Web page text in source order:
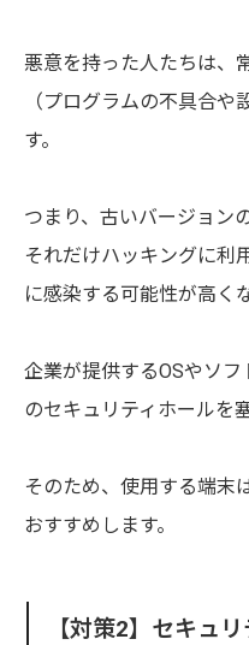
悪意を持った人たちは、
（プログラムの不具合や
す。
つまり、古いバージョン
それだけハッキングに利
に感染する可能性が高く
企業が提供するOSやソ
のセキュリティホールを
そのため、使用する端末
おすすめします。
【対策2】セキュ